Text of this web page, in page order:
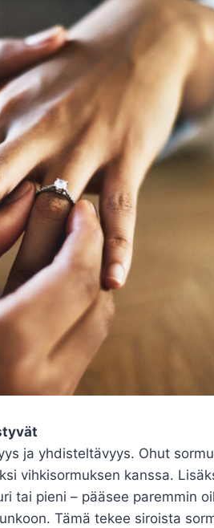
ja yhdisteltävyys. Ohut
vihkisormuksen kanssa.
tai pieni – pääsee paremmin
Tämä tekee siroista